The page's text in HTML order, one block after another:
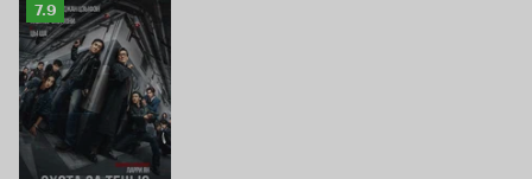
Рейтинг
Кинопоиска
7.9
7.9